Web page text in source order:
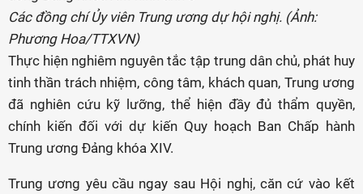
Các đồng chí Ủy viên Trung ương dự hội nghị. (Ảnh:
Phương Hoa/TTXVN)
Thực hiện nghiêm nguyên tắc tập trung dân chủ, phát huy
tinh thần trách nhiệm, công tâm, khách quan, Trung ương
đã nghiên cứu kỹ lưỡng, thể hiện đầy đủ thẩm quyền,
chính kiến đối với dự kiến Quy hoạch Ban Chấp hành
Trung ương Đảng khóa XIV.
Trung ương yêu cầu ngay sau Hội nghị, căn cứ vào kết